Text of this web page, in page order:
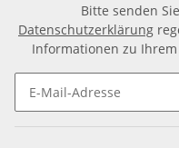
Bitte senden
Datenschutzerklärung
Informationen zu